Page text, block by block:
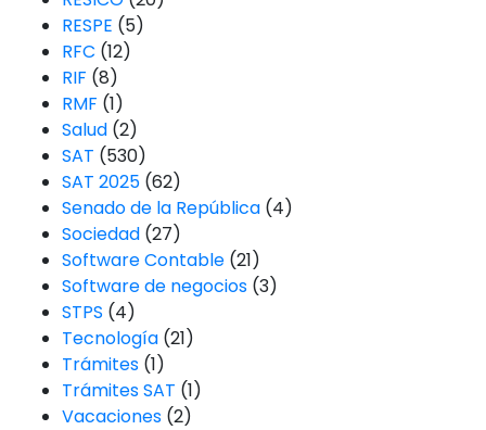
RESPE (5)
RFC (12)
RIF (8)
RMF (1)
Salud(2)
SAT (530)
SAT 2025(62)
Senado de la República(4)
Sociedad(27)
Software Contable(21)
Software de negocios(3)
STPS (4)
Tecnología(21)
Trámites(1)
Trámites SAT (1)
Vacaciones(2)